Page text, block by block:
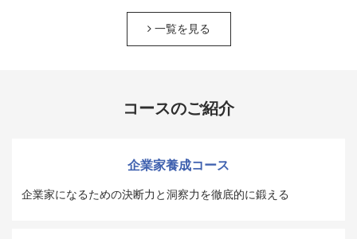
一覧を見る
コースのご紹介
企業家養成コース
企業家になるための決断力と洞察力を徹底的に鍛える